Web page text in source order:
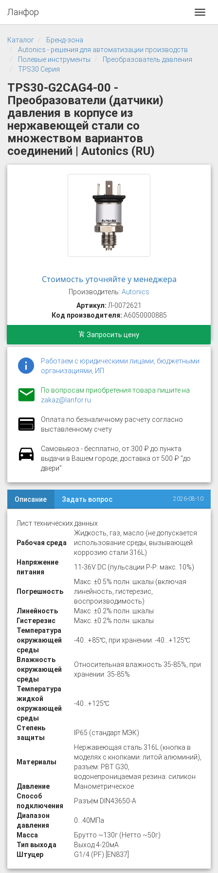
Ланфор
Каталог
Бренд-зона
Autonics - решения для автоматизации производств
Полевые инструменты
Преобразователь давления
TPS30 Серия
TPS30-G2CAG4-00 -
Преобразователи (датчики)
давления в корпусе из
нержавеющей стали со
множеством вариантов
соединений | Autonics (RU)
Стоимость уточняйте у менеджера
Производитель: Autonics
Артикул: Л-0072621
Код производителя: A6050000885
Запросить цену
Работаем с юридическими лицами, бюджетными
организациями, ИП
По вопросам приобретения товара пишите на
zakaz@lanfor.ru
Оплата по безналичному расчету согласно
выставленному счету
Самовывоз - бесплатно, от 300 ₽ до пункта
выдачи в Вашем городе, доставка от 500 ₽ "до
двери"
Описание Задать вопрос 2026-08-10
Лист технических данных
Рабочая среда
Жидкость, газ, масло (не допускается
использование среды, вызывающей
коррозию стали 316L)
Напряжение
питания
11-36V DC (пульсации P-P: макс. 10%)
Погрешность
Макс. ±0.5% полн. шкалы (включая
линейность, гистерезис,
воспроизводимость)
Линейность
Макс. ±0.2% полн. шкалы
Гистерезис
Макс. ±0.2% полн. шкалы
Температура
окружающей
среды
-40…+85℃, при хранении: -40…+125℃
Влажность
окружающей
среды
Относительная влажность 35-85%, при
хранении: 35-85%
Температура
жидкой
окружающей
среды
-40…+125℃
Степень
защиты
IP65 (стандарт МЭК)
Материалы
Нержавеющая сталь 316L (кнопка в
моделях с кнопками: литой алюминий),
разъем: PBT G30,
водонепроницаемая резина: силикон
Давление
Манометрическое
Способ
подключения
Разъём DIN43650-A
Диапазон
давления
0…40МПа
Масса
Брутто ~130г (Нетто ~50г)
Тип выхода
Выход 4-20мА
Штуцер
G1/4 (PF) [EN837]